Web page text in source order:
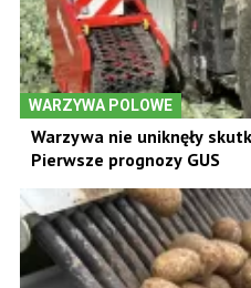
WARZYWA POLOWE
Warzywa nie uniknęły
Pierwsze prognozy GUS